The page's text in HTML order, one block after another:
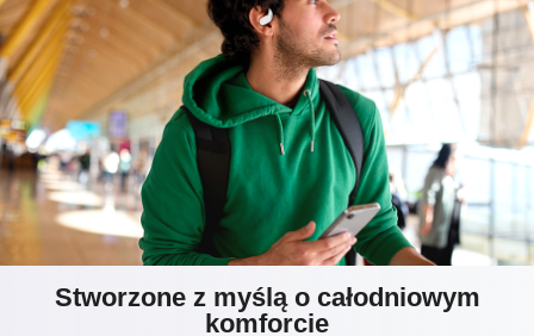
Stworzone z myślą o całodniowym
komforcie